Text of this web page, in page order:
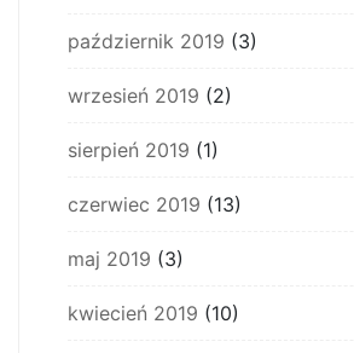
październik 2019 (3)
wrzesień 2019 (2)
sierpień 2019 (1)
czerwiec 2019 (13)
maj 2019 (3)
kwiecień 2019 (10)